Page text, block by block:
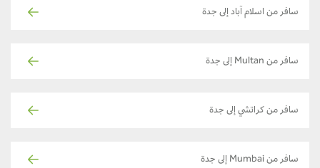
سافر من اسلام آباد إلى جدة
سافر من Multan إلى جدة
سافر من كراتشي إلى جدة
سافر من Mumbai إلى جدة